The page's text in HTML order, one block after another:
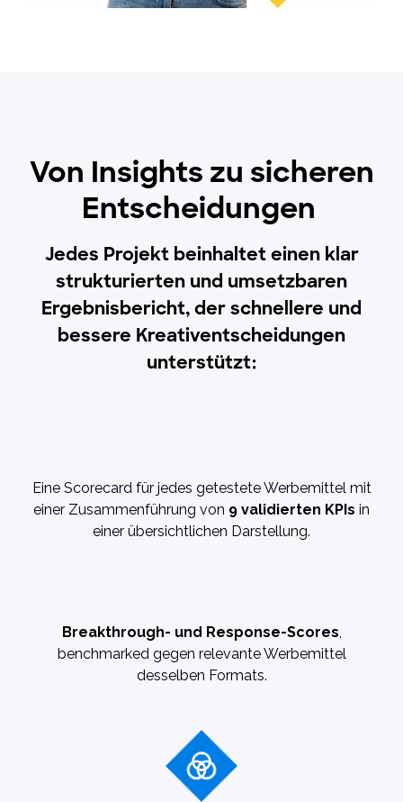
Von Insights zu sicheren
Entscheidungen
Jedes Projekt beinhaltet einen klar
strukturierten und umsetzbaren
Ergebnisbericht, der schnellere und
bessere Kreativentscheidungen
unterstützt:
Eine Scorecard für jedes getestete Werbemittel mit
einer Zusammenführung von 9 validierten KPIs in
einer übersichtlichen Darstellung.
Breakthrough- und Response-Scores,
benchmarked gegen relevante Werbemittel
desselben Formats.